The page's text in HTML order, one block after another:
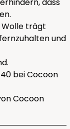
Wolle trägt
und
bei Cocoon
Cocoon